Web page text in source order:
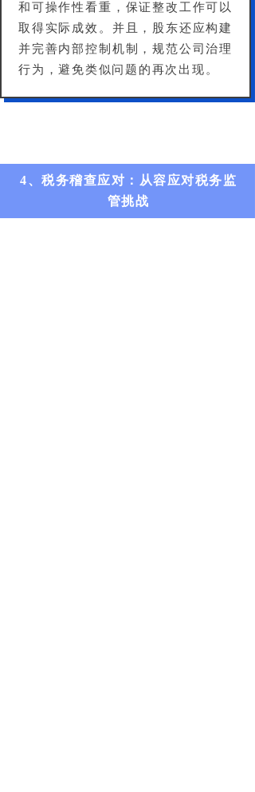
和可操作性看重，保证整改工作可以
取得实际成效。并且，股东还应构建
并完善内部控制机制，规范公司治理
行为，避免类似问题的再次出现。
4、税务稽查应对：从容应对税务监
管挑战